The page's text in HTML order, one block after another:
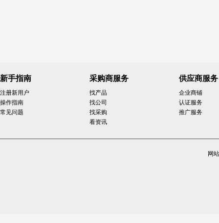
新手指南
注册新用户
操作指南
常见问题
采购商服务
找产品
找公司
找采购
看资讯
供应商服务
企业商铺
认证服务
推广服务
网